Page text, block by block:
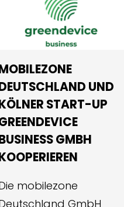
UND
START-UP
GMBH
mobilezone
GmbH